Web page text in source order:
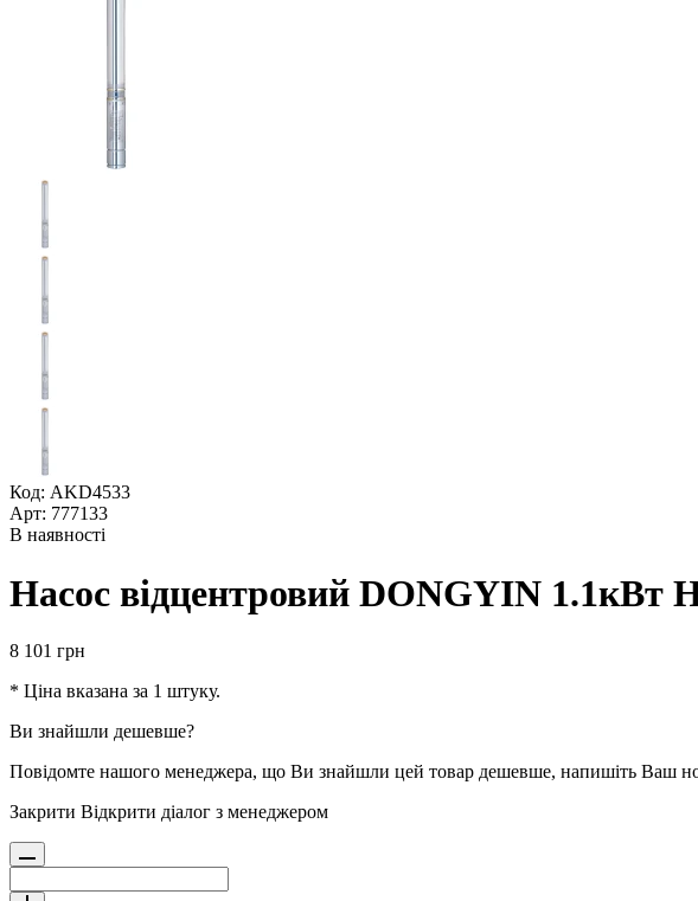
Код: AKD4533
Арт: 777133
В наявності
Насос вiдцентровий DONGYIN 1.1кВт
8 101 грн
* Ціна вказана за 1 штуку.
Ви знайшли дешевше?
Повідомте нашого менеджера, що Ви знайшли цей товар дешевше, напишіть
Закрити Відкрити діалог з менеджером